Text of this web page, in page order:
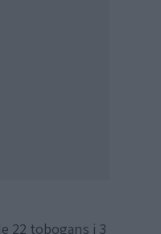
22 tobogans i 3